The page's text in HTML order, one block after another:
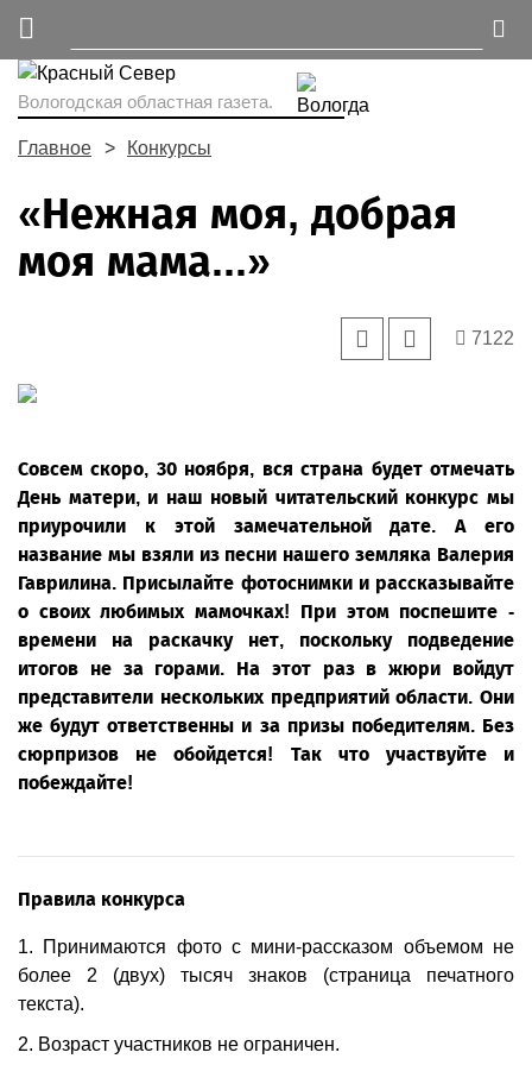
Вологодская областная газета.
Главное Конкурсы
«Нежная моя, добрая
моя мама...»
7122
Совсем скоро, 30 ноября, вся страна будет отмечать
День матери, и наш новый читательский конкурс мы
приурочили к этой замечательной дате. А его
название мы взяли из песни нашего земляка Валерия
Гаврилина. Присылайте фотоснимки и рассказывайте
о своих любимых мамочках! При этом поспешите -
времени на раскачку нет, поскольку подведение
итогов не за горами. На этот раз в жюри войдут
представители нескольких предприятий области. Они
же будут ответственны и за призы победителям. Без
сюрпризов не обойдется! Так что участвуйте и
побеждайте!
Правила конкурса
1. Принимаются фото с мини-рассказом объемом не
более 2 (двух) тысяч знаков (страница печатного
текста).
2. Возраст участников не ограничен.